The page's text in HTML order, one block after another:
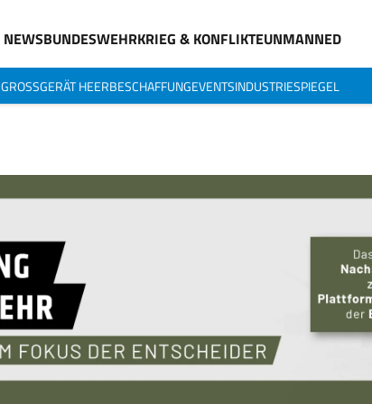
NEWSBUNDESWEHRKRIEG & KONFLIKTEUNMANNED
GROSSGERÄT HEERBESCHAFFUNGEVENTSINDUSTRIESPIEGEL